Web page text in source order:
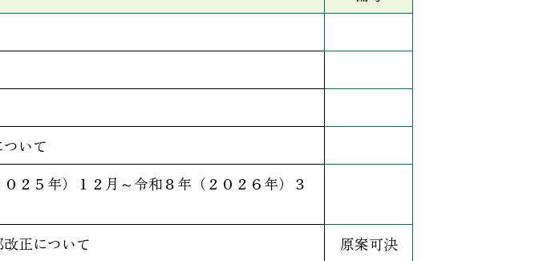
いて
２５年）１２月～令和８年（２０２６年）３
正について 原案可決